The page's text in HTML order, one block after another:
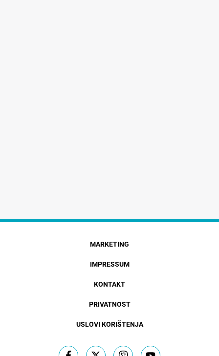
MARKETING
IMPRESSUM
KONTAKT
PRIVATNOST
USLOVI KORIŠTENJA